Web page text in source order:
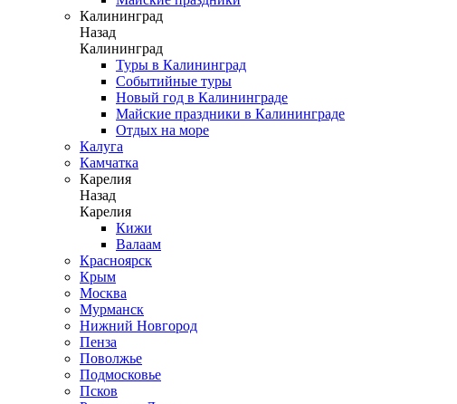
Калининград
Назад
Калининград
Туры в Калининград
Событийные туры
Новый год в Калининграде
Майские праздники в Калининграде
Отдых на море
Калуга
Камчатка
Карелия
Назад
Карелия
Кижи
Валаам
Красноярск
Крым
Москва
Мурманск
Нижний Новгород
Пенза
Поволжье
Подмосковье
Псков